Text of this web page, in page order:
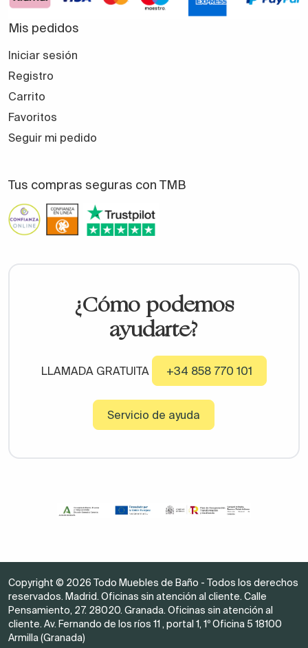
Mis pedidos
Iniciar sesión
Registro
Carrito
Favoritos
Seguir mi pedido
Tus compras seguras con TMB
¿Cómo podemos
ayudarte?
LLAMADA GRATUITA +34 858 770 101
Servicio de ayuda
Copyright © 2026 Todo Muebles de Baño - Todos los derechos
reservados. Madrid. Oficinas sin atención al cliente. Calle
Pensamiento, 27. 28020. Granada. Oficinas sin atención al
cliente. Av. Fernando de los ríos 11 , portal 1, 1º Oficina 5 18100
Armilla (Granada)